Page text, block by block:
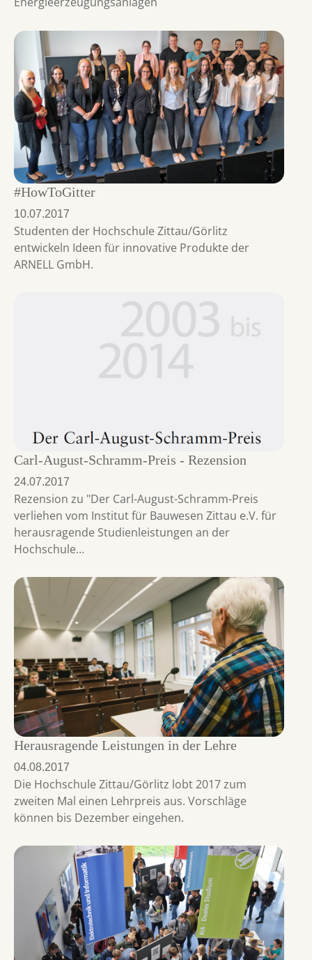
#HowToGitter
10.07.2017
Studenten der Hochschule Zittau/Görlitz
entwickeln Ideen für innovative Produkte der
ARNELL GmbH.
Carl-August-Schramm-Preis - Rezension
24.07.2017
Rezension zu "Der Carl-August-Schramm-Preis
verliehen vom Institut für Bauwesen Zittau e.V. für
herausragende Studienleistungen an der
Hochschule…
Herausragende Leistungen in der Lehre
04.08.2017
Die Hochschule Zittau/Görlitz lobt 2017 zum
zweiten Mal einen Lehrpreis aus. Vorschläge
können bis Dezember eingehen.